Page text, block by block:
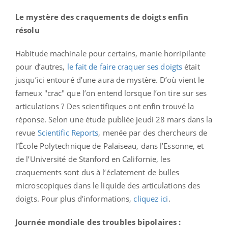
Le mystère des craquements de doigts enfin
résolu
Habitude machinale pour certains, manie horripilante
pour d’autres, le fait de faire craquer ses doigts était
jusqu’ici entouré d’une aura de mystère. D’où vient le
fameux "crac" que l’on entend lorsque l’on tire sur ses
articulations ? Des scientifiques ont enfin trouvé la
réponse. Selon une étude publiée jeudi 28 mars dans la
revue Scientific Reports, menée par des chercheurs de
l’École Polytechnique de Palaiseau, dans l’Essonne, et
de l’Université de Stanford en Californie, les
craquements sont dus à l’éclatement de bulles
microscopiques dans le liquide des articulations des
doigts. Pour plus d'informations, cliquez ici.
Journée mondiale des troubles bipolaires :